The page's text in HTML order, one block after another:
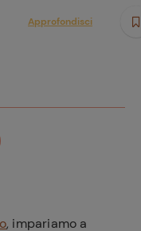
, impariamo a
Approfondisci